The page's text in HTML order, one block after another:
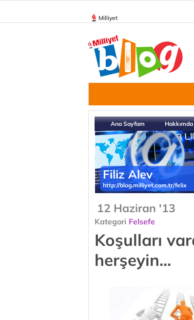
Milliyet
Ana Sayfam Hakkımda
Filiz Alev
http://blog.milliyet.com.tr/felix
12 Haziran '13
Kategori Felsefe
Koşulları
herşeyin...